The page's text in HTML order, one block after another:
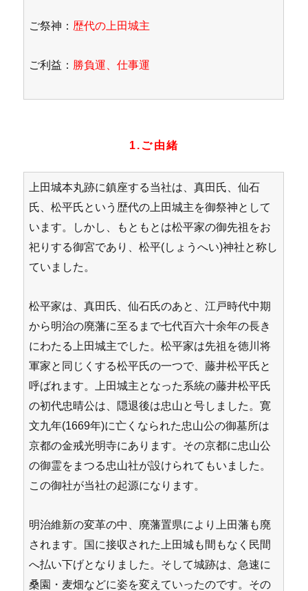
ご祭神： 歴代の上田城主
ご利益： 勝負運、仕事運
1.ご由緒
上田城本丸跡に鎮座する当社は、真田氏、仙石
氏、松平氏という歴代の上田城主を御祭神として
います。しかし、もともとは松平家の御先祖をお
祀りする御宮であり、松平(しょうへい)神社と称し
ていました。
松平家は、真田氏、仙石氏のあと、江戸時代中期
から明治の廃藩に至るまで七代百六十余年の長き
にわたる上田城主でした。松平家は先祖を徳川将
軍家と同じくする松平氏の一つで、藤井松平氏と
呼ばれます。上田城主となった系統の藤井松平氏
の初代忠晴公は、隠退後は忠山と号しました。寛
文九年(1669年)に亡くなられた忠山公の御墓所は
京都の金戒光明寺にあります。その京都に忠山公
の御霊をまつる忠山社が設けられてもいました。
この御社が当社の起源になります。
明治維新の変革の中、廃藩置県により上田藩も廃
されます。国に接収された上田城も間もなく民間
へ払い下げとなりました。そして城跡は、急速に
桑園・麦畑などに姿を変えていったのです。その